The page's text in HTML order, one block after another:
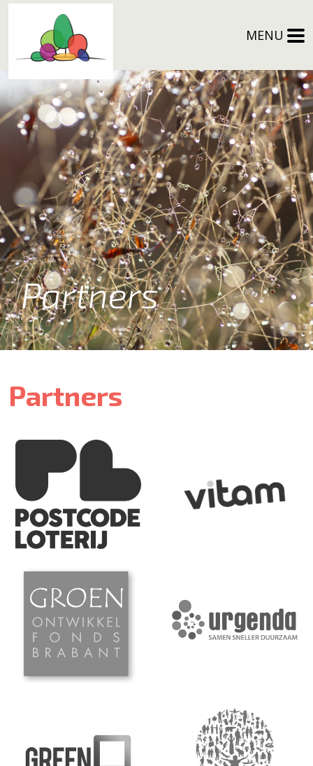
MENU
Partners
Partners